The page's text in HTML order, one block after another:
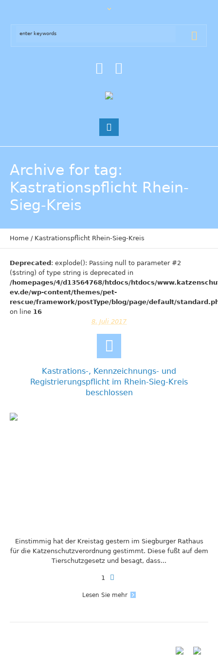
Archive for tag:
Kastrationspflicht Rhein-
Sieg-Kreis
Home / Kastrationspflicht Rhein-Sieg-Kreis
Deprecated: explode(): Passing null to parameter #2
($string) of type string is deprecated in
/homepages/4/d13564768/htdocs/htdocs/
ev.de/wp-content/themes/pet-
rescue/framework/postType/blog/page/default/
on line 16
8. Juli 2017
Kastrations-, Kennzeichnungs- und
Registrierungspflicht im Rhein-Sieg-Kreis
beschlossen
Einstimmig hat der Kreistag gestern im Siegburger Rathaus
für die Katzenschutzverordnung gestimmt. Diese fußt auf dem
Tierschutzgesetz und besagt, dass...
1
Lesen Sie mehr